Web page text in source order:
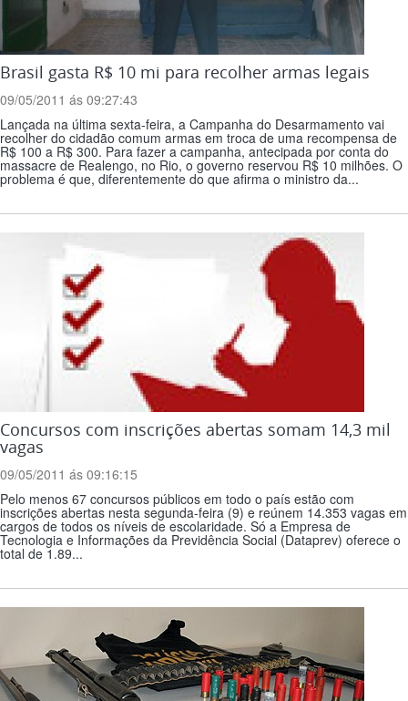
Brasil gasta R$ 10 mi para recolher armas legais
09/05/2011 ás 09:27:43
Lançada na última sexta-feira, a Campanha do Desarmamento vai
recolher do cidadão comum armas em troca de uma recompensa de
R$ 100 a R$ 300. Para fazer a campanha, antecipada por conta do
massacre de Realengo, no Rio, o governo reservou R$ 10 milhões. O
problema é que, diferentemente do que afirma o ministro da...
Concursos com inscrições abertas somam 14,3 mil
vagas
09/05/2011 ás 09:16:15
Pelo menos 67 concursos públicos em todo o país estão com
inscrições abertas nesta segunda-feira (9) e reúnem 14.353 vagas em
cargos de todos os níveis de escolaridade. Só a Empresa de
Tecnologia e Informações da Previdência Social (Dataprev) oferece o
total de 1.89...